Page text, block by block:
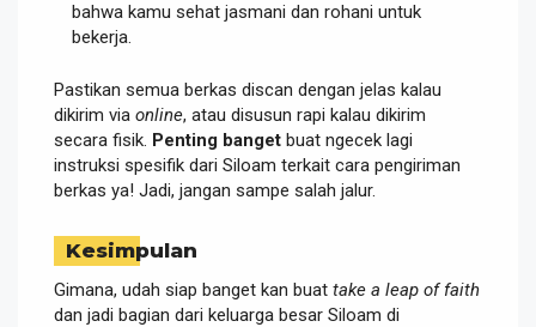
bahwa kamu sehat jasmani dan rohani untuk
bekerja.
Pastikan semua berkas discan dengan jelas kalau
dikirim via online, atau disusun rapi kalau dikirim
secara fisik. Penting banget buat ngecek lagi
instruksi spesifik dari Siloam terkait cara pengiriman
berkas ya! Jadi, jangan sampe salah jalur.
Kesimpulan
Gimana, udah siap banget kan buat take a leap of faith
dan jadi bagian dari keluarga besar Siloam di